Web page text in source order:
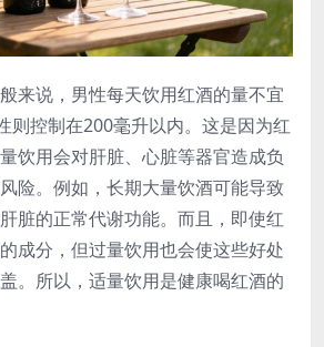
来说，男性每天饮用红酒的量不宜
则控制在200毫升以内。这是因为红
饮用会对肝脏、心脏等器官造成负
险。例如，长期大量饮酒可能导致
脏的正常代谢功能。而且，即使红
成分，但过量饮用也会使这些好处
。所以，适量饮用是健康喝红酒的